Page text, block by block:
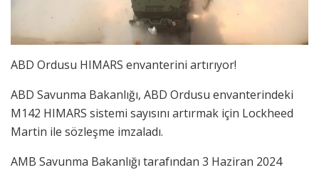
ABD Ordusu HIMARS envanterini artırıyor!
ABD Savunma Bakanlığı, ABD Ordusu envanterindeki
M142 HIMARS sistemi sayısını artırmak için Lockheed
Martin ile sözleşme imzaladı.
AMB Savunma Bakanlığı tarafından 3 Haziran 2024